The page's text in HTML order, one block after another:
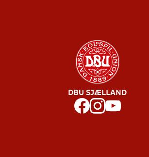
DBU SJÆLLAND